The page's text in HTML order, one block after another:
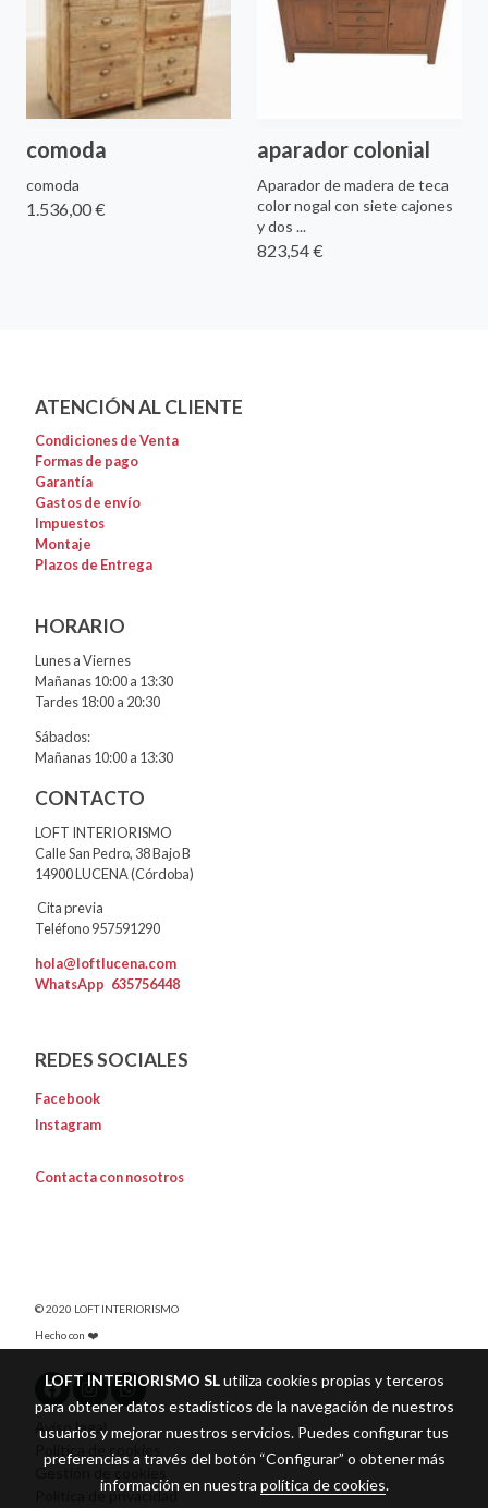
comoda
comoda
1.536,00 €
aparador colonial
Aparador de madera de teca
color nogal con siete cajones
y dos ...
823,54 €
ATENCIÓN AL CLIENTE
Condiciones de Venta
Formas de pago
Garantía
Gastos de envío
Impuestos
Montaje
Plazos de Entrega
HORARIO
Lunes a Viernes
Mañanas 10:00 a 13:30
Tardes 18:00 a 20:30
Sábados:
Mañanas 10:00 a 13:30
CONTACTO
LOFT INTERIORISMO
Calle San Pedro, 38 Bajo B
14900 LUCENA (Córdoba)
Cita previa
Teléfono 957591290
hola@loftlucena.com
WhatsApp 635756448
REDES SOCIALES
Facebook
Instagram
Contacta con nosotros
© 2020 LOFT INTERIORISMO
Hecho con ❤️
Aviso legal
Política de cookies
Gestión de cookies
Política de privacidad
LOFT INTERIORISMO SLutiliza cookies propias y terceros
para obtener datos estadísticos de la navegación de nuestros
usuarios y mejorar nuestros servicios. Puedes configurar tus
preferencias a través del botón “Configurar” o obtener más
información en nuestra política de cookies.